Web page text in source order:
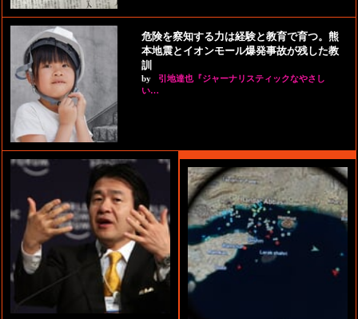
危険を察知する力は経験と教育で育つ。熊
本地震とイオンモール爆発事故が残した教
訓
by
引地達也『ジャーナリスティックなやさし
い…